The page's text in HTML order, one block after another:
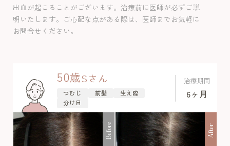
このようにご不安に合わせた治療を提案
しております。ミノキシジル＋ミノキシ
ジル塗り薬＋LHDV注射で加療し、途中1
し血液検査や健診結果確認して経過問題
なく発毛しました。
出血が起こることがございます。治療前に医師が必ずご説
明いたします。ご心配な点がある際は、医師までお気軽に
お問合せください。
50歳Sさん
つむじ 前髪
生え際
分け目
治療期間
6ヶ月
Before After